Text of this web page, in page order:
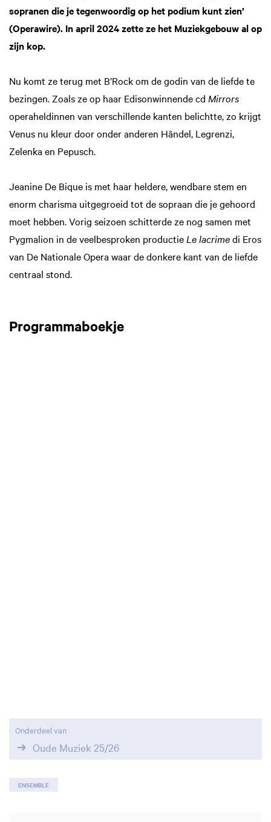
sopranen die je tegenwoordig op het podium kunt zien’
(Operawire). In april 2024 zette ze het Muziekgebouw al op
zijn kop.
Nu komt ze terug met B’Rock om de godin van de liefde te
bezingen. Zoals ze op haar Edisonwinnende cd Mirrors
operaheldinnen van verschillende kanten belichtte, zo krijgt
Venus nu kleur door onder anderen Händel, Legrenzi,
Zelenka en Pepusch.
Jeanine De Bique is met haar heldere, wendbare stem en
enorm charisma uitgegroeid tot de sopraan die je gehoord
moet hebben. Vorig seizoen schitterde ze nog samen met
Pygmalion in de veelbesproken productie Le lacrimedi Eros
van De Nationale Opera waar de donkere kant van de liefde
centraal stond.
Programmaboekje
Onderdeel van
Oude Muziek 25/26
ENSEMBLE